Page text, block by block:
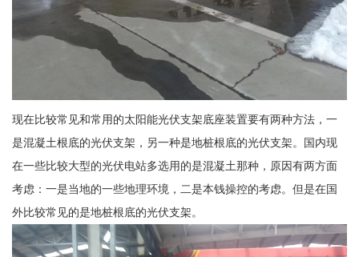
现在比较常见和常用的太阳能光伏支架底座装置要有两种方法，一
是混凝土根底的光伏支架，另一种是地桩根底的光伏支架。国内现
在一些比较大型的光伏电站多选用的是混凝土那种，原因有两方面
考虑：一是当地的一些地理环境，二是本钱操控的考虑。但是在国
外比较常见的是地桩根底的光伏支架。